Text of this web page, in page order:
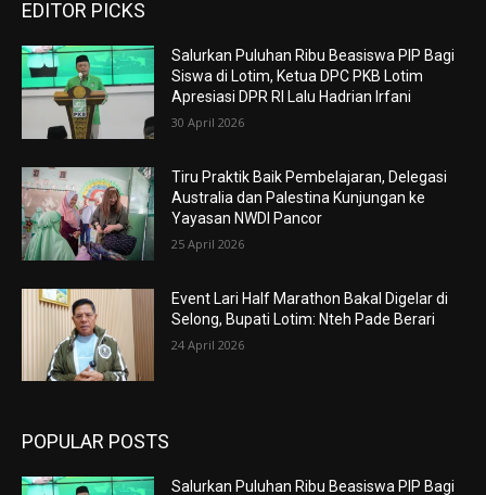
EDITOR PICKS
Salurkan Puluhan Ribu Beasiswa PIP Bagi
Siswa di Lotim, Ketua DPC PKB Lotim
Apresiasi DPR RI Lalu Hadrian Irfani
30 April 2026
Tiru Praktik Baik Pembelajaran, Delegasi
Australia dan Palestina Kunjungan ke
Yayasan NWDI Pancor
25 April 2026
Event Lari Half Marathon Bakal Digelar di
Selong, Bupati Lotim: Nteh Pade Berari
24 April 2026
POPULAR POSTS
Salurkan Puluhan Ribu Beasiswa PIP Bagi